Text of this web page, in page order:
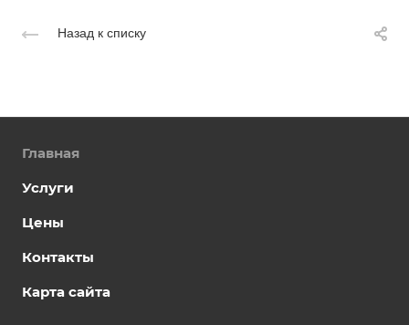
Назад к списку
Главная
Услуги
Цены
Контакты
Карта сайта